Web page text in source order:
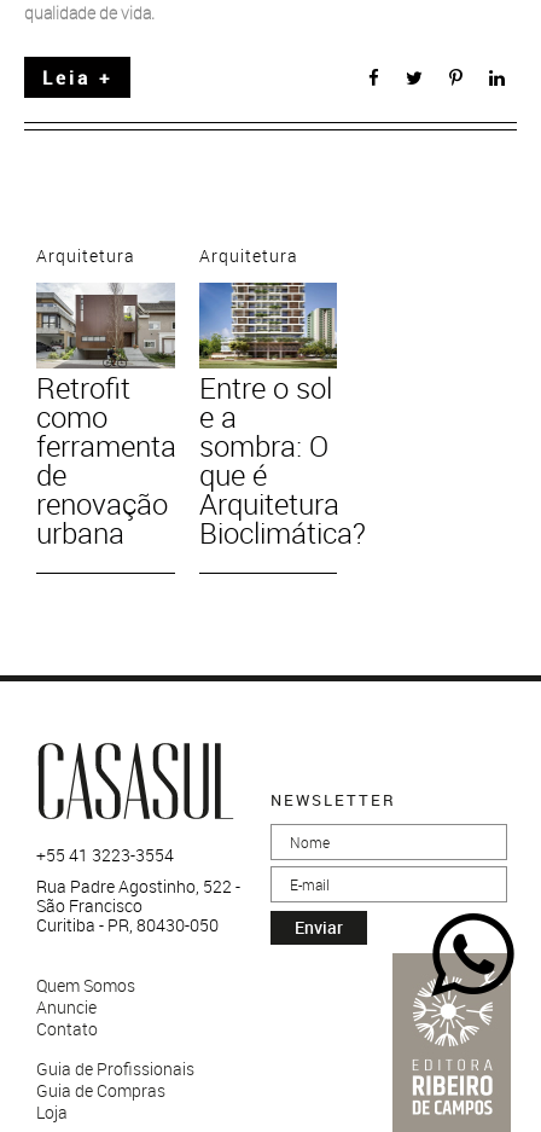
qualidade de vida.
Leia +
Arquitetura
Retrofit
como
ferramenta
de
renovação
urbana
Arquitetura
Entre o sol
e a
sombra: O
que é
Arquitetura
Bioclimática?
+55 41 3223-3554
Rua Padre Agostinho, 522 -
São Francisco
Curitiba - PR, 80430-050
Quem Somos
Anuncie
Contato
Guia de Profissionais
Guia de Compras
Loja
NEWSLETTER
Enviar